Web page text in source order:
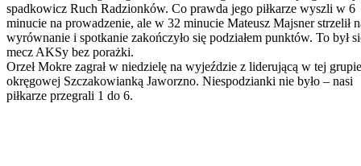
spadkowicz Ruch Radzionków. Co prawda jego piłkarze wyszli w 6
minucie na prowadzenie, ale w 32 minucie Mateusz Majsner strzelił
wyrównanie i spotkanie zakończyło się podziałem punktów. To był
mecz AKSy bez porażki.
Orzeł Mokre zagrał w niedzielę na wyjeździe z liderującą w tej
okręgowej Szczakowianką Jaworzno. Niespodzianki nie było – nasi
piłkarze przegrali 1 do 6.